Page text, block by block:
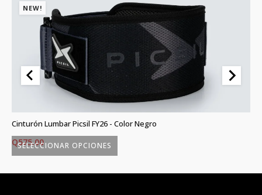
NEW!
SELECCIONAR OPCIONES
producto
Cinturón Lumbar Picsil FY26 - Color Negro
Q575.00